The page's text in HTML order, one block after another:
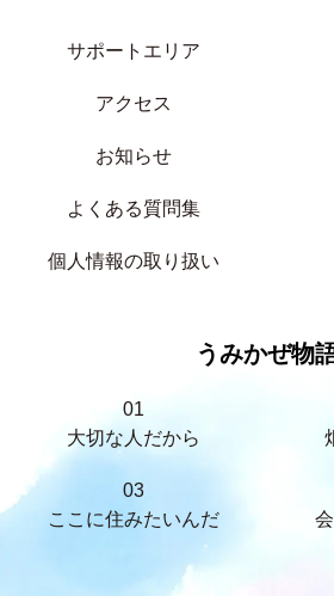
サポートエリア
アクセス
お知らせ
よくある質問集
個人情報の取り扱い
うみかぜ物
01
大切な人だから
03
ここに住みたいんだ